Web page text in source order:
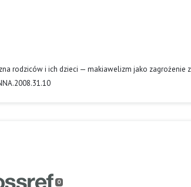
rodziców i ich dzieci — makiawelizm jako zagrożenie
0